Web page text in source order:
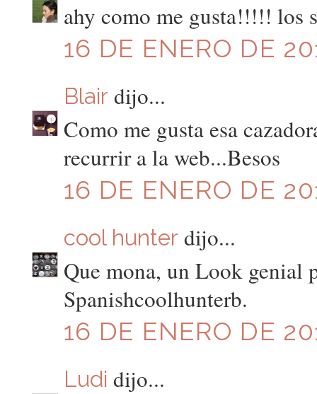
ahy como me gusta!!!!! los
16 DE ENERO DE
Blair dijo...
Como me gusta esa
recurrir a la web...Besos
16 DE ENERO DE
cool hunter dijo...
Que mona, un Look genial
Spanishcoolhunterb.
16 DE ENERO DE
Ludi dijo...